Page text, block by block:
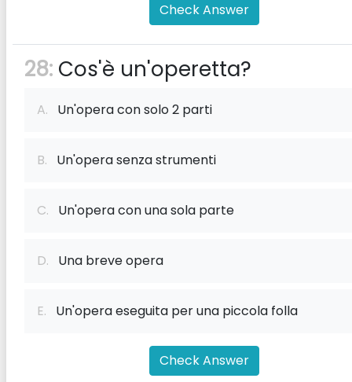
Check Answer
28: Cos'è un'operetta?
A. Un'opera con solo 2 parti
B. Un'opera senza strumenti
C. Un'opera con una sola parte
D. Una breve opera
E. Un'opera eseguita per una piccola folla
Check Answer